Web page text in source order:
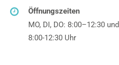
Öffnungszeiten
MO, DI, DO: 8:00–12:30
8:00-12:30 Uhr